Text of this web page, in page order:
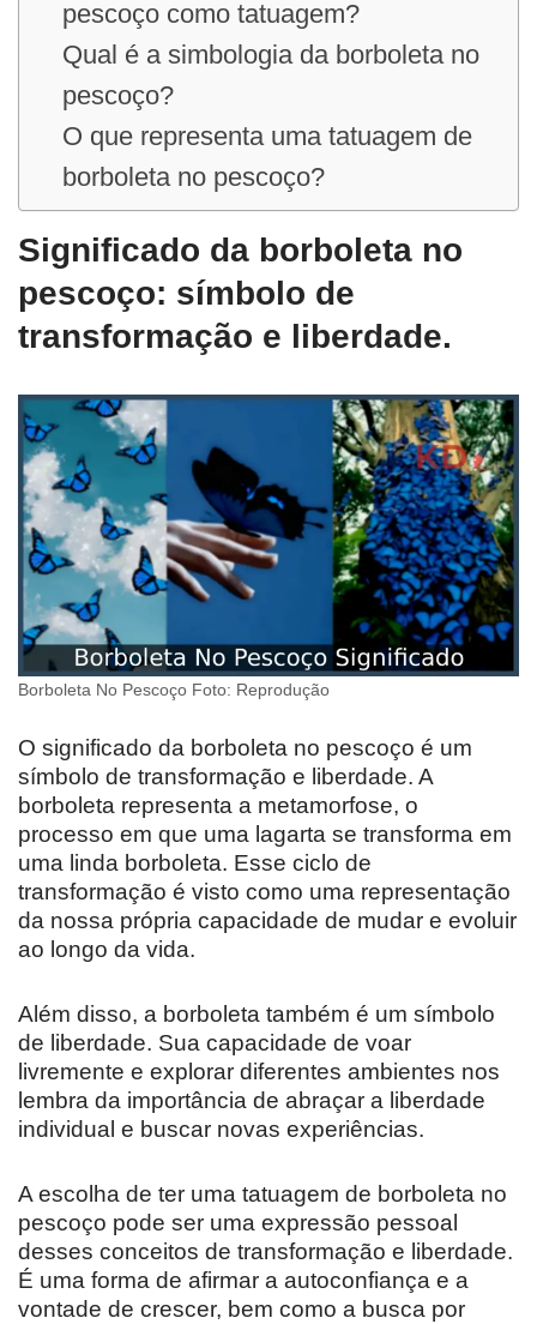
pescoço como tatuagem?
Qual é a simbologia da borboleta no
pescoço?
O que representa uma tatuagem de
borboleta no pescoço?
Significado da borboleta no
pescoço: símbolo de
transformação e liberdade.
Borboleta No Pescoço Foto: Reprodução
O significado da borboleta no pescoço é um
símbolo de transformação e liberdade. A
borboleta representa a metamorfose, o
processo em que uma lagarta se transforma em
uma linda borboleta. Esse ciclo de
transformação é visto como uma representação
da nossa própria capacidade de mudar e evoluir
ao longo da vida.
Além disso, a borboleta também é um símbolo
de liberdade. Sua capacidade de voar
livremente e explorar diferentes ambientes nos
lembra da importância de abraçar a liberdade
individual e buscar novas experiências.
A escolha de ter uma tatuagem de borboleta no
pescoço pode ser uma expressão pessoal
desses conceitos de transformação e liberdade.
É uma forma de afirmar a autoconfiança e a
vontade de crescer, bem como a busca por